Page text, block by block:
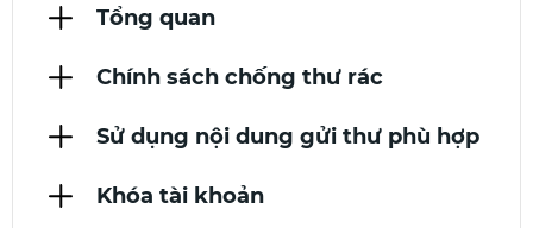
Tổng quan
Chính sách chống thư rác
Sử dụng nội dung gửi thư phù hợp
Khóa tài khoản